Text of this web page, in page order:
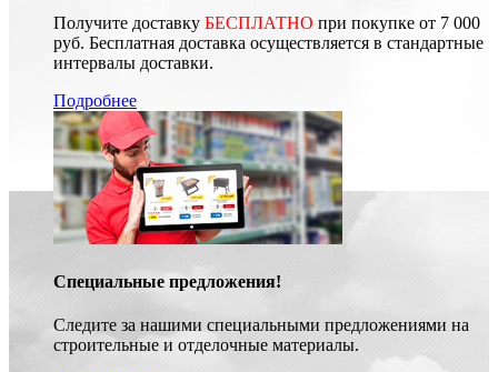
Получите доставку БЕСПЛАТНО при покупке от 7 000
руб. Бесплатная доставка осуществляется в стандартные
интервалы доставки.
Подробнее
Специальные предложения!
Следите за нашими специальными предложениями на
строительные и отделочные материалы.